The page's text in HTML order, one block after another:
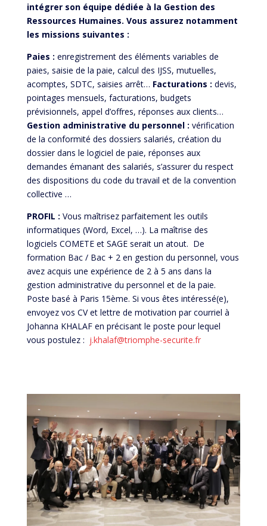
intégrer son équipe dédiée à la Gestion des
Ressources Humaines. Vous assurez notamment
les missions suivantes :
Paies : enregistrement des éléments variables de
paies, saisie de la paie, calcul des IJSS, mutuelles,
acomptes, SDTC, saisies arrêt… Facturations : devis,
pointages mensuels, facturations, budgets
prévisionnels, appel d’offres, réponses aux clients…
Gestion administrative du personnel : vérification
de la conformité des dossiers salariés, création du
dossier dans le logiciel de paie, réponses aux
demandes émanant des salariés, s’assurer du respect
des dispositions du code du travail et de la convention
collective …
PROFIL : Vous maîtrisez parfaitement les outils
informatiques (Word, Excel, …). La maîtrise des
logiciels COMETE et SAGE serait un atout. De
formation Bac / Bac +​ 2 en gestion du personnel, vous
avez acquis une expérience de 2 à 5 ans dans la
gestion administrative du personnel et de la paie.​
Poste basé à Paris 15ème. Si vous êtes intéressé(e),
envoyez vos CV et lettre de motivation par courriel à
Johanna KHALAF en précisant le poste pour lequel
vous postulez : j.khalaf@triomphe-securite.fr